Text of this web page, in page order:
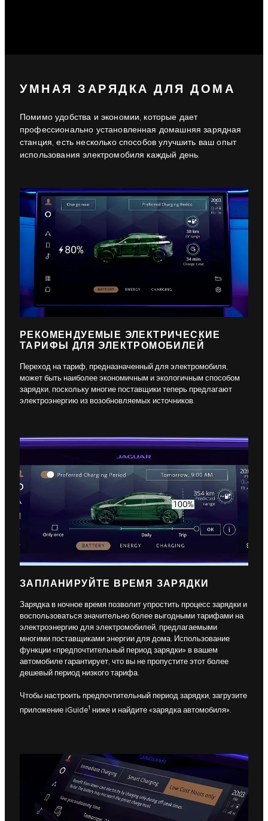
УМНАЯ ЗАРЯДКА ДЛЯ ДОМА
Помимо удобства и экономии, которые дает
профессионально установленная домашняя зарядная
станция, есть несколько способов улучшить ваш опыт
использования электромобиля каждый день.
РЕКОМЕНДУЕМЫЕ ЭЛЕКТРИЧЕСКИЕ
ТАРИФЫ ДЛЯ ЭЛЕКТРОМОБИЛЕЙ
Переход на тариф, предназначенный для электромобиля,
может быть наиболее экономичным и экологичным способом
зарядки, поскольку многие поставщики теперь предлагают
электроэнергию из возобновляемых источников.
ЗАПЛАНИРУЙТЕ ВРЕМЯ ЗАРЯДКИ
Зарядка в ночное время позволит упростить процесс зарядки и
воспользоваться значительно более выгодными тарифами на
электроэнергию для электромобилей, предлагаемыми
многими поставщиками энергии для дома. Использование
функции «предпочтительный период зарядки» в вашем
автомобиле гарантирует, что вы не пропустите этот более
дешевый период низкого тарифа.
Чтобы настроить предпочтительный период зарядки, загрузите
приложение iGuide1 ниже и найдите «зарядка автомобиля».